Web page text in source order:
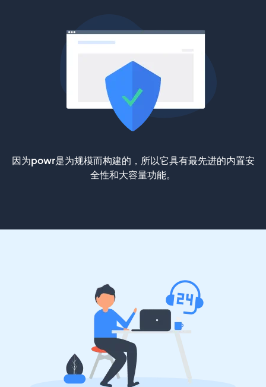
因为powr是为规模而构建的，所以它具有最先进的内置安
全性和大容量功能。